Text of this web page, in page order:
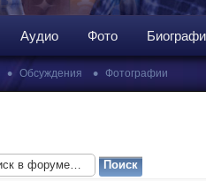
Аудио Фото
• Обсуждения • Фотографии